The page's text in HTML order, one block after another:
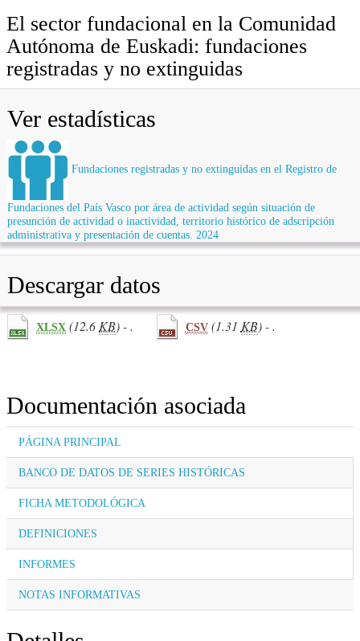
El sector fundacional en la Comunidad
Autónoma de Euskadi: fundaciones
registradas y no extinguidas
Ver estadísticas
Fundaciones registradas y no extinguidas en el Registro de
Fundaciones del País Vasco por área de actividad según situación de
presunción de actividad o inactividad, territorio histórico de adscripción
administrativa y presentación de cuentas. 2024
Descargar datos
XLSX (12.6 KB) - . CSV (1.31 KB) - .
Documentación asociada
PÁGINA PRINCIPAL
BANCO DE DATOS DE SERIES HISTÓRICAS
FICHA METODOLÓGICA
DEFINICIONES
INFORMES
NOTAS INFORMATIVAS